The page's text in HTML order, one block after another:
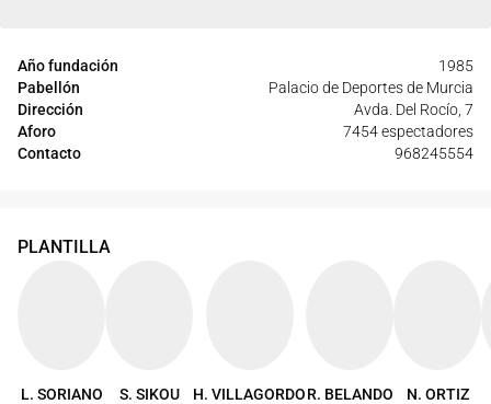
Año fundación
1985
Pabellón
Palacio de Deportes de Murcia
Dirección
Avda. Del Rocío, 7
Aforo
7454 espectadores
Contacto
968245554
PLANTILLA
L. SORIANO
S. SIKOU
H. VILLAGORDOR. BELANDO
N. ORTIZ